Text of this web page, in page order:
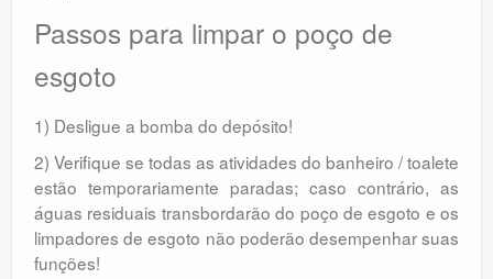
Passos para limpar o poço de
esgoto
1) Desligue a bomba do depósito!
2) Verifique se todas as atividades do banheiro / toalete
estão temporariamente paradas; caso contrário, as
águas residuais transbordarão do poço de esgoto e os
limpadores de esgoto não poderão desempenhar suas
funções!